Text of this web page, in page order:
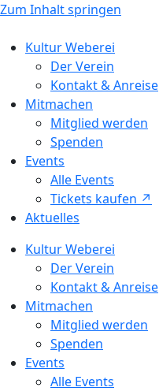
Zum Inhalt springen
Kultur Weberei
Der Verein
Kontakt & Anreise
Mitmachen
Mitglied werden
Spenden
Events
Alle Events
Tickets kaufen ↗ㅤ
Aktuelles
Kultur Weberei
Der Verein
Kontakt & Anreise
Mitmachen
Mitglied werden
Spenden
Events
Alle Events